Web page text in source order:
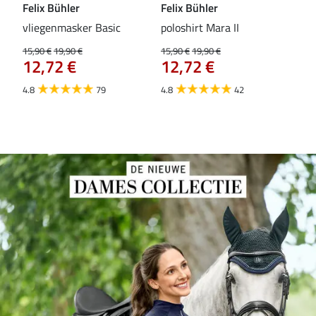
Felix Bühler
vliegenmasker Basic
15,90 €19,90 €
12,72 €
4.8 79
Felix Bühler
poloshirt Mara II
15,90 €19,90 €
12,72 €
4.8 42